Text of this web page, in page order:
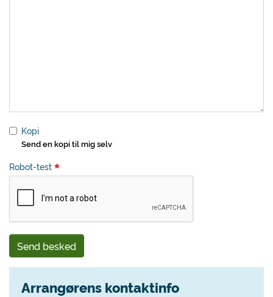
Kopi
Send en kopi til mig selv
Robot-test
Send besked
Arrangørens kontaktinfo